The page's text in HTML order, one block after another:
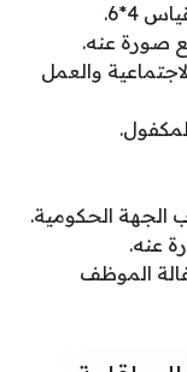
صورة عنه.
والعمل
الجهة الحكومية.
عنه.
الموظف